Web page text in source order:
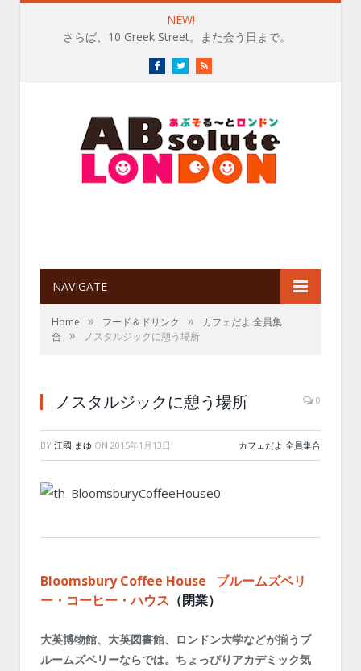
NEW!
さらば、10 Greek Street。また会う日まで。
FacebookTwitterRSS
NAVIGATE
Home » フード＆ドリンク »
カフェだよ 全員集
合
» ノスタルジックに憩う場所
ノスタルジックに憩う場所 0
BY 江國 まゆ ON 2015年1月13日 カフェだよ 全員集合
Bloomsbury Coffee House ブルームズベリ
ー・コーヒー・ハウス （閉業）
大英博物館、大英図書館、ロンドン大学などが揃うブ
ルームズベリーならでは。ちょっぴりアカデミック気